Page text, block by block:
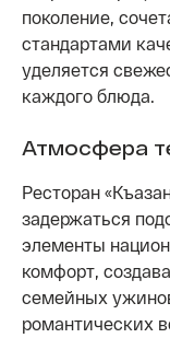
поколение,
стандартами
уделяется
каждого блюда.
Атмосфера
Ресторан
задержаться
элементы
комфорт,
семейных
романтических